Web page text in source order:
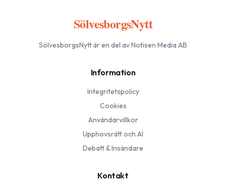
SölvesborgsNytt
SölvesborgsNyttär en del av Notisen Media AB
Information
Integritetspolicy
Cookies
Användarvillkor
Upphovsrätt och AI
Debatt & Insändare
Kontakt